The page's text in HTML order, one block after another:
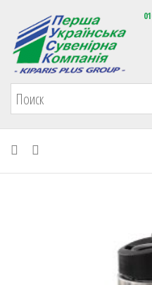
Первая Украинская